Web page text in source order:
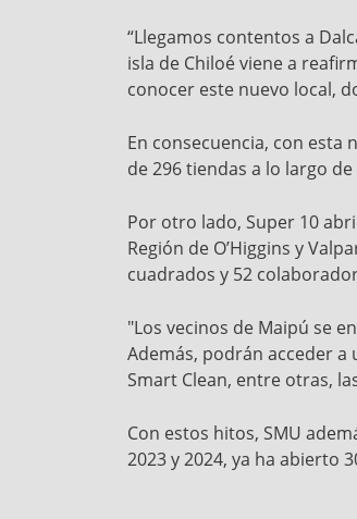
“Llegamos contentos a
isla de Chiloé viene a
conocer este nuevo local,
En consecuencia, con
de 296 tiendas a lo largo
Por otro lado, Super 10
Región de O’Higgins y
cuadrados y 52
"Los vecinos de Maipú se
Además, podrán acceder a
Smart Clean, entre otras,
Con estos hitos, SMU
2023 y 2024, ya ha abierto